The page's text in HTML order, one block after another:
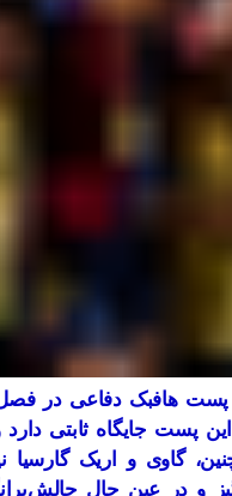
هافبک دفاعی در فصل
پست جایگاه ثابتی
گاوی و اریک گارسیا
و در عین حال